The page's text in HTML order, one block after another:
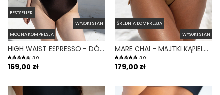
BESTSELLER
WYSOKI STAN
MOCNA KOMPRESJA
HIGH WAIST ESPRESSO - DÓŁ OD BIKINI WYSOKI STAN FIGI BRĄZOWY
5.0
169,00 zł
ŚREDNIA KOMPRESJA
WYSOKI STAN
MARE CHAI - MAJTKI KĄPIELOWE NA DUŻY BRZUCH WYSOKI STAN ZŁOTY
5.0
179,00 zł